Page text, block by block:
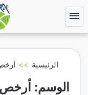
التجاوز
إلى القائمة
الرئيسية >>
الوسم: